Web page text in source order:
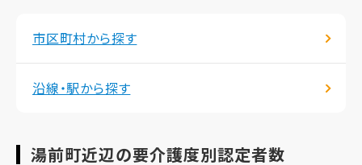
市区町村から探す
沿線・駅から探す
湯前町近辺の要介護度別認定者数